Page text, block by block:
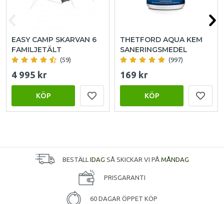
EASY CAMP SKARVAN 6
FAMILJETÄLT
(59)
4 995 kr
KÖP
THETFORD AQUA KEM
SANERINGSMEDEL
(997)
169 kr
KÖP
BESTÄLL IDAG SÅ SKICKAR VI PÅ MÅNDAG
PRISGARANTI
60 DAGAR ÖPPET KÖP